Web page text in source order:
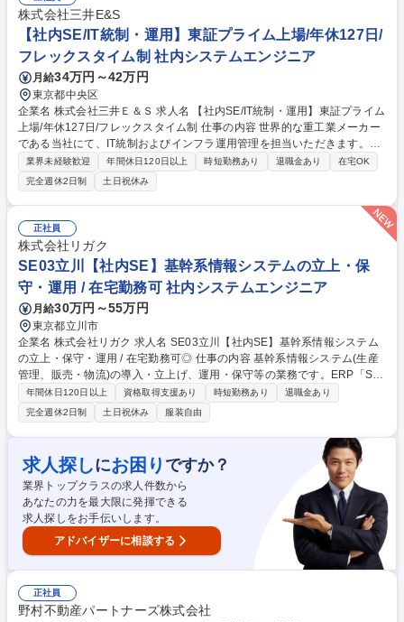
株式会社三井E&S
【社内SE/IT統制・運用】東証プライム上場/年休127日/
フレックスタイム制 社内システムエンジニア
月給34万円～42万円
東京都中央区
企業名 株式会社三井Ｅ＆Ｓ 求人名 【社内SE/IT統制・運用】東証プライム
上場/年休127日/フレックスタイム制 仕事の内容 世界的な重工業メーカー
である当社にて、IT統制およびインフラ運用管理を担当いただきます。定
型業務に留まらず、社内ITインフラの最適化や業務改善に向けた仕組みづ
くりを主導する重要なポジションです。 ■ヘルプデスク業務の管理（ヘル
プデスクでは対応困難な案件への対応） ■Microsoft 365 環境の運用・設
定管理 ■Active Directory等の認証基盤の運用管理 ■社給スマートフォンの
運用管理 ■IT資産管理（各種IT機器の台帳管理、端末の貸与・回収・廃棄
対応）■各種ベンダー、外部委託先との調整 ★ITを経営基盤を支える重要
インフラと位置づけており、裁量を持って改善提案が可能です。 募集職種
【社内SE/IT統制・運用】東証プライム上場/年休127日/フレックスタイム
制
業界未経験歓迎 年間休日120日以上 時短勤務あり 退職金あり
在宅OK
完全週休2日制
土日祝休み
正社員
株式会社リガク
SE03立川【社内SE】基幹系情報システムの立上・保
守・運用 / 在宅勤務可 社内システムエンジニア
月給30万円～55万円
東京都立川市
企業名 株式会社リガク 求人名 SE03立川【社内SE】基幹系情報システム
の立上・保守・運用 / 在宅勤務可◎ 仕事の内容 基幹系情報システム(生産
管理、販売・物流)の導入・立上げ、運用・保守等の業務です。ERP「Syt
eLine(CSI10)」立ち上げ業務、周辺システムにおけるインターフェーズの
改善・保守などをご担当いただきます。 【情報システム部（生産管理シス
テム担当）】 主な機能として(1)戦略・企画、(2)システム開発・運用、(3)
ITインフラ環境の強化・整備があります。組織体制としては、本社ではSyt
elineの運用・維持を中心として日本地域のサポートを行っており、今後機
能別の体制を敷き、機能ごとの支援、体制強化を図っていく予定です。グ
ローバルでは、エリア別、機能別に組織があり、連携を行っています。 募
集職種 SE03立川【社内SE】基幹系情報システムの立上・保守・運用 / 在
宅勤務可◎
年間休日120日以上 資格取得支援あり 時短勤務あり
退職金あり
完全週休2日制
土日祝休み 服装自由
求人探しにお困り ですか？
業界トップクラスの求人件数から
あなたの力を最大限に発揮できる
求人探しをお手伝いします。
アドバイザーに相談する
正社員
野村不動産パートナーズ株式会社